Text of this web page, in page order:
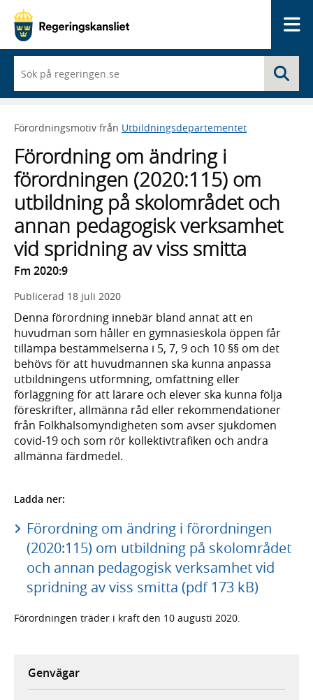
du
börjar
skriva
framträder
lista
med
sökförslag
Förordningsmotiv från Utbildningsdepartementet
Förordning om ändring i
förordningen (2020:115) om
utbildning på skolområdet och
annan pedagogisk verksamhet
vid spridning av viss smitta
Fm 2020:9
Publicerad 18 juli 2020
Denna förordning innebär bland annat att en
huvudman som håller en gymnasieskola öppen får
tillämpa bestämmelserna i 5, 7, 9 och 10 §§ om det
behövs för att huvudmannen ska kunna anpassa
utbildningens utformning, omfattning eller
förläggning för att lärare och elever ska kunna följa
föreskrifter, allmänna råd eller rekommendationer
från Folkhälsomyndigheten som avser sjukdomen
covid-19 och som rör kollektivtrafiken och andra
allmänna färdmedel.
Ladda ner:
Förordning om ändring i förordningen
(2020:115) om utbildning på skolområdet
och annan pedagogisk verksamhet vid
spridning av viss smitta (pdf 173 kB)
Förordningen träder i kraft den 10 augusti 2020.
Genvägar